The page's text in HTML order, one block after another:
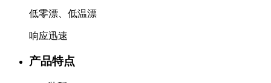
低零漂、低温漂
响应迅速
产品特点